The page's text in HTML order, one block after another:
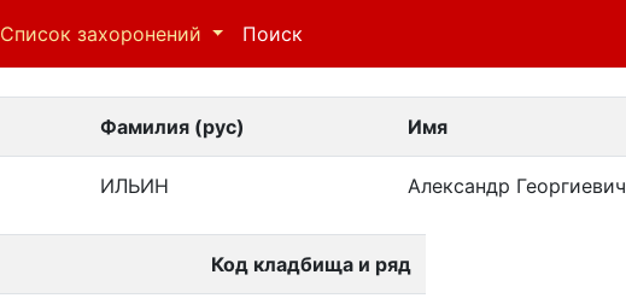
Список захоронений Поиск
Фамилия (рус) Имя
ИЛЬИН Александр Георгиевич
Код кладбища и ряд